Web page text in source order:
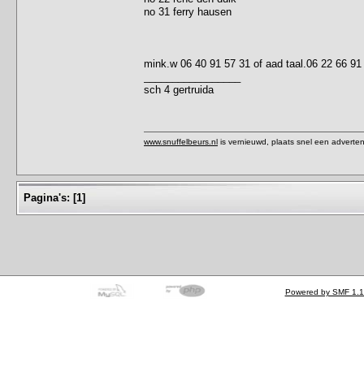
no 31 ferry hausen
mink.w 06 40 91 57 31 of aad taal.06 22 66 91
sch 4 gertruida
www.snuffelbeurs.nl is vernieuwd, plaats snel een
Pagina's: [1]
Powered by SMF